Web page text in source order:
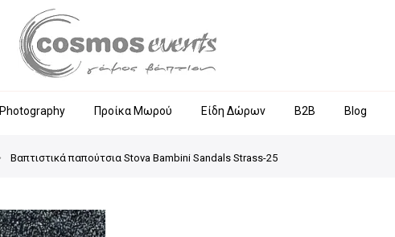
Photography Προίκα Μωρού Είδη Δώρων Β2Β Blog
Βαπτιστικά παπούτσια Stova Bambini Sandals Strass-25